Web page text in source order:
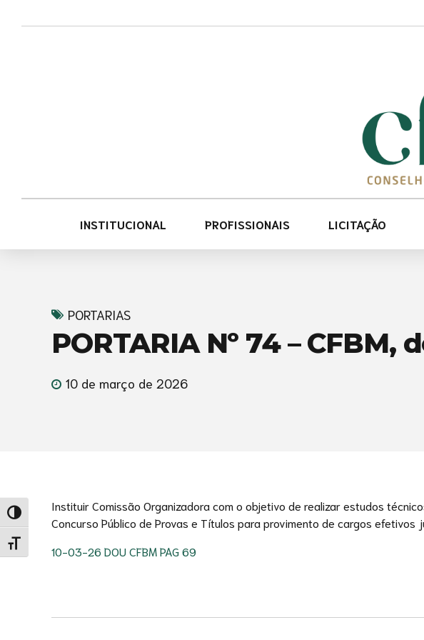
Alternar alto contraste
Alternar tamanho da fonte
INSTITUCIONAL PROFISSIONAIS LICITAÇÃO
PORTARIAS
PORTARIA Nº 74 – CFBM,
10 de março de 2026
Instituir Comissão Organizadora com o objetivo de realizar estudos
Concurso Público de Provas e Títulos para provimento de cargos efetivos
10-03-26 DOU CFBM PAG 69